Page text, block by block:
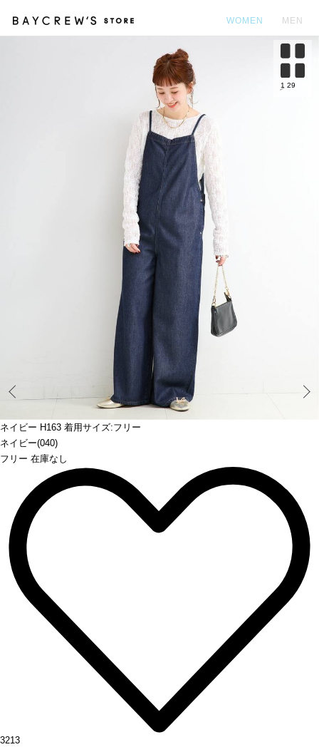
WOMEN MEN
ネイビー H163 着用サイズ:フリー
ネイビー(040)
フリー 在庫なし
1 29
3213